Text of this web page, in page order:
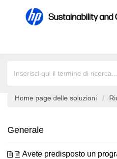
Home page delle soluzioni
Generale
Avete predisposto un